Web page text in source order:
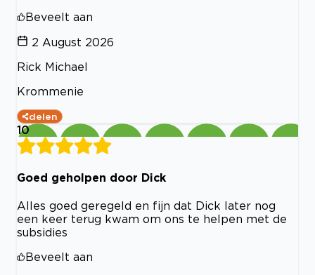
Beveelt aan
2 August 2026
Rick Michael
Krommenie
delen
10
Goed geholpen door Dick
Alles goed geregeld en fijn dat Dick later nog
een keer terug kwam om ons te helpen met de
subsidies
Beveelt aan